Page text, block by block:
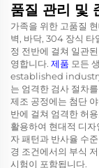
품질 관리 및
가족을 위한 고품질
벽, 바닥, 304 장식 타
정 전반에 걸쳐 일관
영합니다. 제품 모든
established industry
는 엄격한 검사 절차
제조 공정에는 첨단
반에 걸쳐 엄격한 허
활용하여 현대적 디
자 패턴과 반사율 수
경 조건에서의 부식
시험이 포함됩니다.